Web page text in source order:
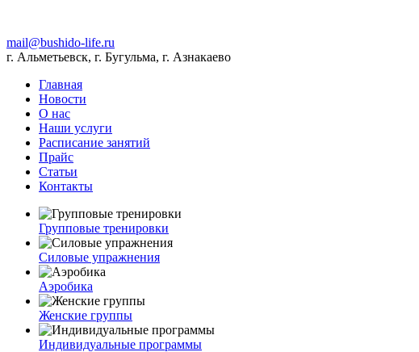
mail@bushido-life.ru
г. Альметьевск, г. Бугульма, г. Азнакаево
Главная
Новости
О нас
Наши услуги
Расписание занятий
Прайс
Статьи
Контакты
Групповые тренировки
Силовые упражнения
Аэробика
Женские группы
Индивидуальные программы